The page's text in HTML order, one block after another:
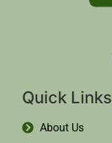
Quick Links
About Us